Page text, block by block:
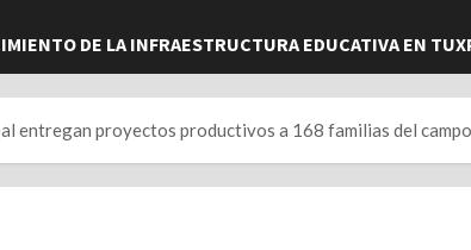
DE LA INFRAESTRUCTURA EDUCATIVA EN
entregan proyectos productivos a 168 familias del